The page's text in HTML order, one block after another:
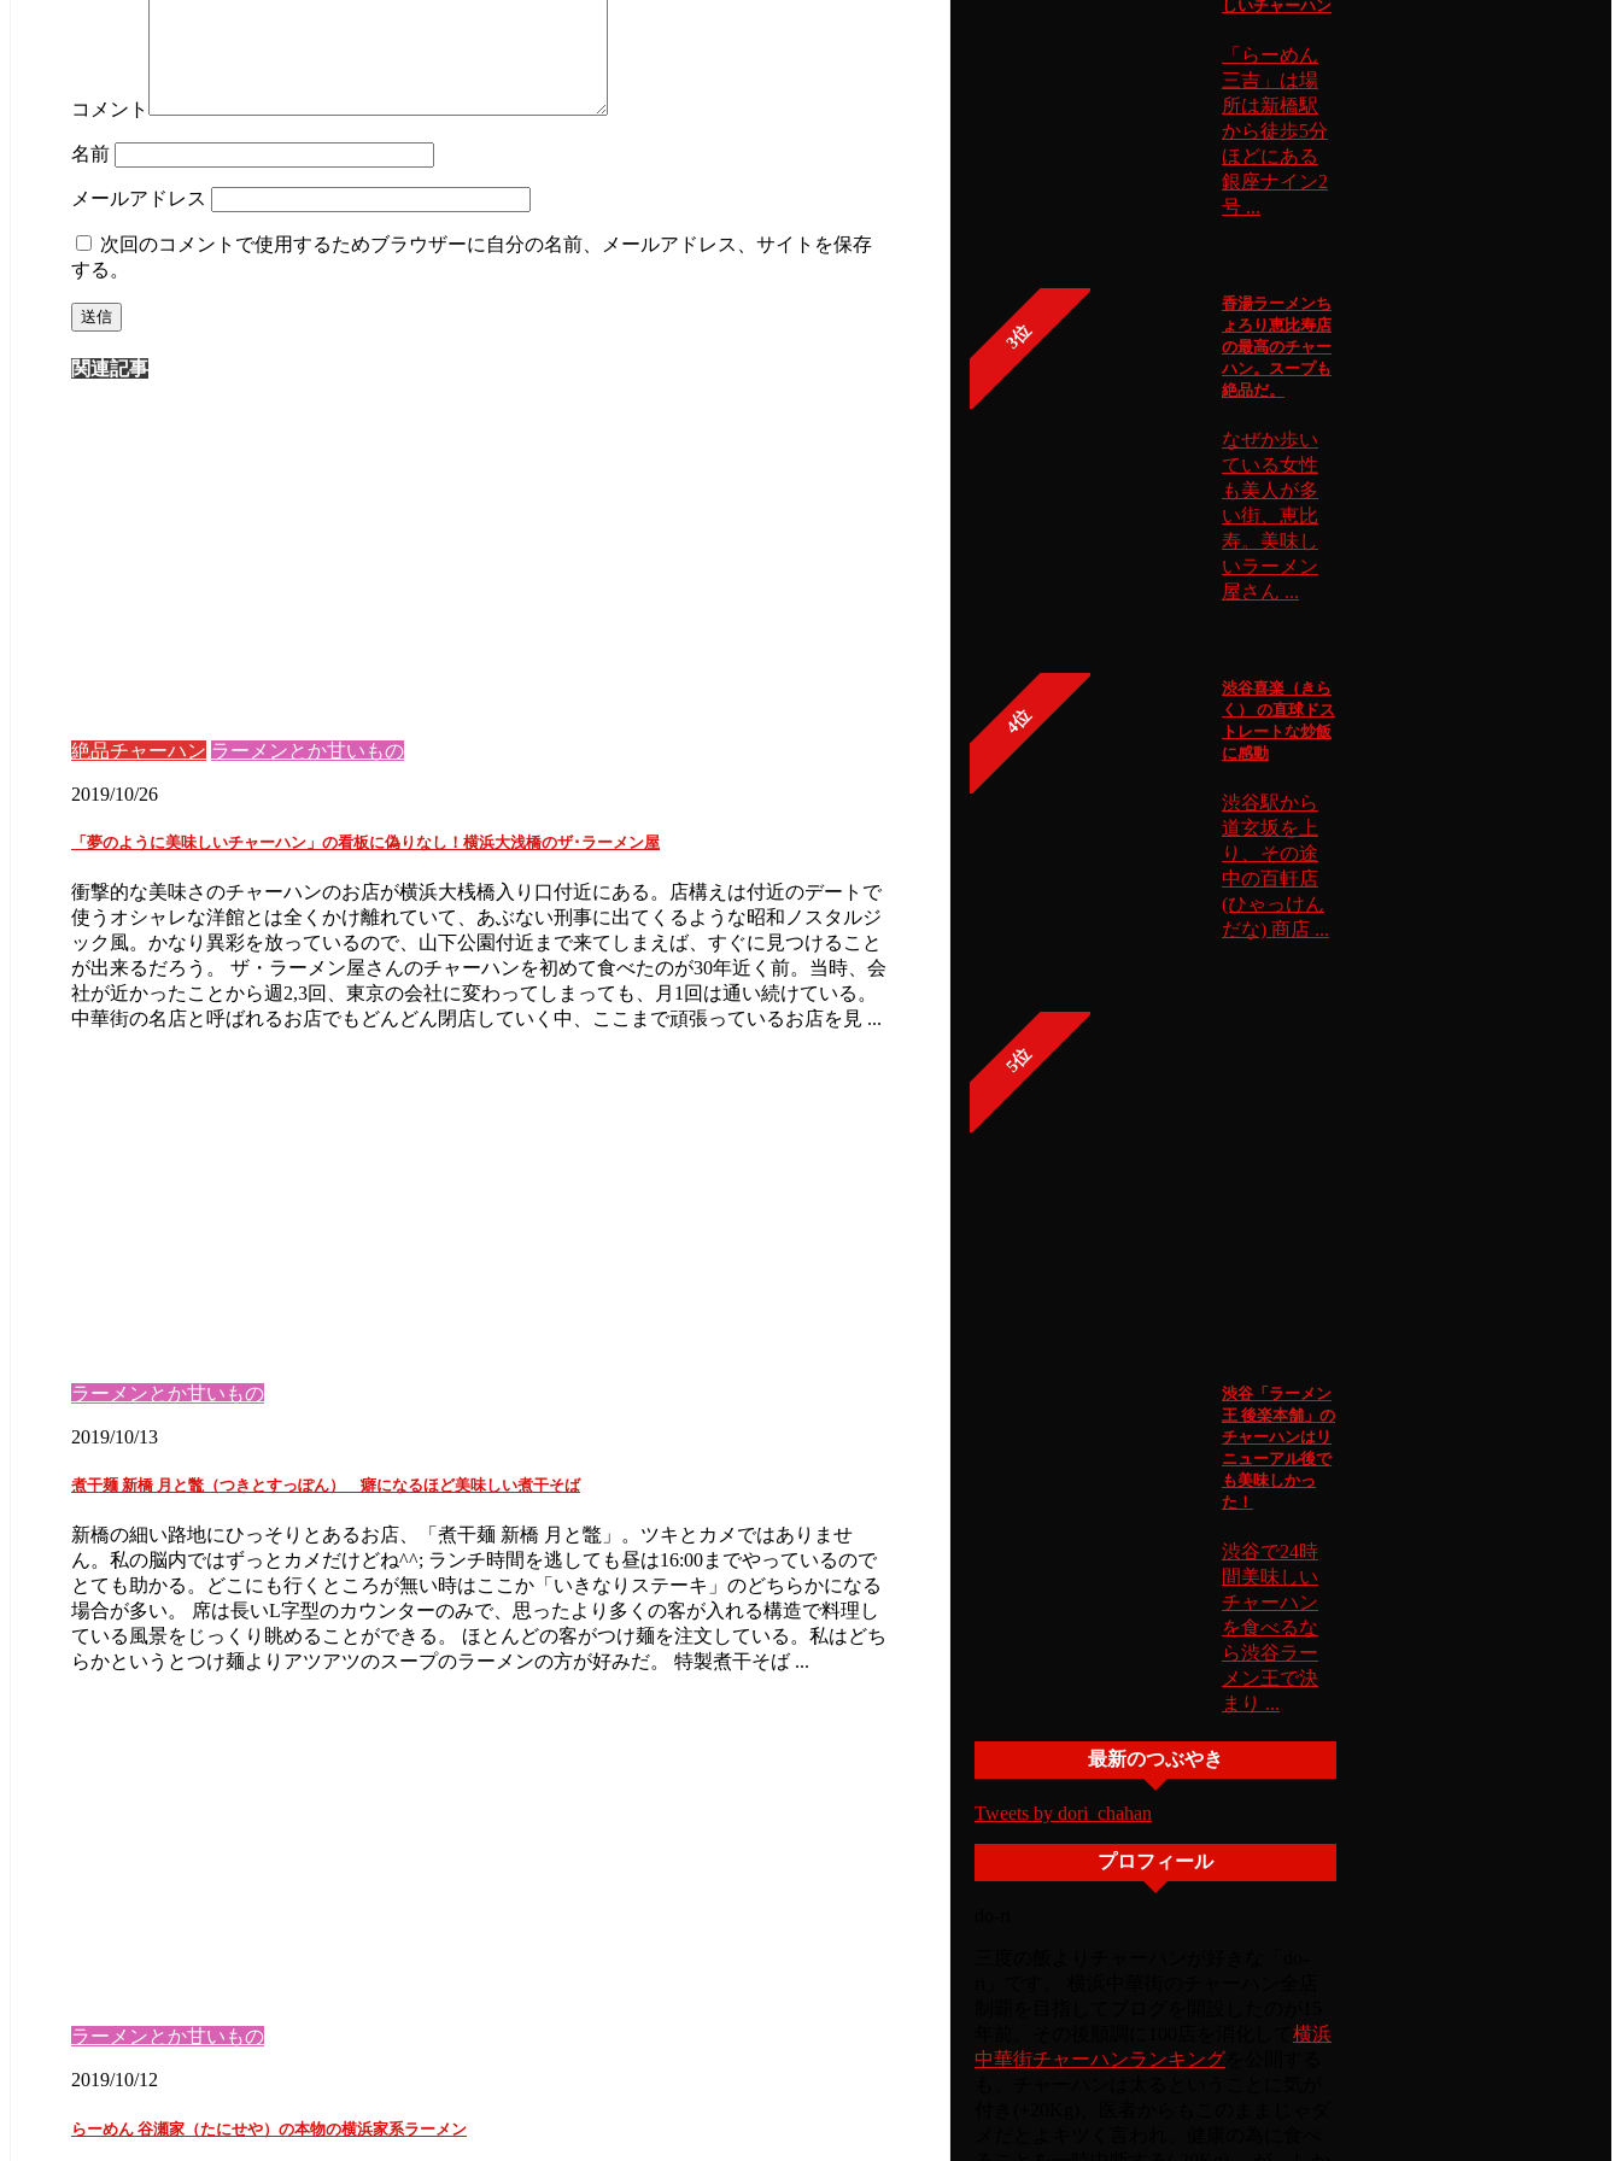
コメント
名前
メールアドレス
次回のコメントで使用するためブラウザーに自分の名前、メールアドレス、サイトを保存
する。
関連記事
絶品チャーハン ラーメンとか甘いもの
2019/10/26
「夢のように美味しいチャーハン」の看板に偽りなし！横浜大浅橋のザ･ラーメン屋
衝撃的な美味さのチャーハンのお店が横浜大桟橋入り口付近にある。店構えは付近のデートで
使うオシャレな洋館とは全くかけ離れていて、あぶない刑事に出てくるような昭和ノスタルジ
ック風。かなり異彩を放っているので、山下公園付近まで来てしまえば、すぐに見つけること
が出来るだろう。 ザ・ラーメン屋さんのチャーハンを初めて食べたのが30年近く前。当時、会
社が近かったことから週2,3回、東京の会社に変わってしまっても、月1回は通い続けている。
中華街の名店と呼ばれるお店でもどんどん閉店していく中、ここまで頑張っているお店を見 ...
ラーメンとか甘いもの
2019/10/13
煮干麺 新橋 月と鼈（つきとすっぽん） 癖になるほど美味しい煮干そば
新橋の細い路地にひっそりとあるお店、「煮干麺 新橋 月と鼈」。ツキとカメではありませ
ん。私の脳内ではずっとカメだけどね^^; ランチ時間を逃しても昼は16:00までやっているので
とても助かる。どこにも行くところが無い時はここか「いきなりステーキ」のどちらかになる
場合が多い。 席は長いL字型のカウンターのみで、思ったより多くの客が入れる構造で料理し
ている風景をじっくり眺めることができる。 ほとんどの客がつけ麺を注文している。私はどち
らかというとつけ麺よりアツアツのスープのラーメンの方が好みだ。 特製煮干そば ...
ラーメンとか甘いもの
2019/10/12
らーめん 谷瀬家（たにせや）の本物の横浜家系ラーメン
しいチャーハン
「らーめん
三吉」は場
所は新橋駅
から徒歩5分
ほどにある
銀座ナイン2
号 ...
3位
香湯ラーメンち
ょろり恵比寿店
の最高のチャー
ハン。スープも
絶品だ。
なぜか歩い
ている女性
も美人が多
い街、恵比
寿。美味し
いラーメン
屋さん ...
4位
渋谷喜楽（きら
く） の直球ドス
トレートな炒飯
に感動
渋谷駅から
道玄坂を上
り、その途
中の百軒店
(ひゃっけん
だな) 商店 ...
5位
渋谷「ラーメン
王 後楽本舗」の
チャーハンはリ
ニューアル後で
も美味しかっ
た！
渋谷で24時
間美味しい
チャーハン
を食べるな
ら渋谷ラー
メン王で決
まり ...
最新のつぶやき
Tweets by dori_chahan
プロフィール
横浜
中華街チャーハンランキング